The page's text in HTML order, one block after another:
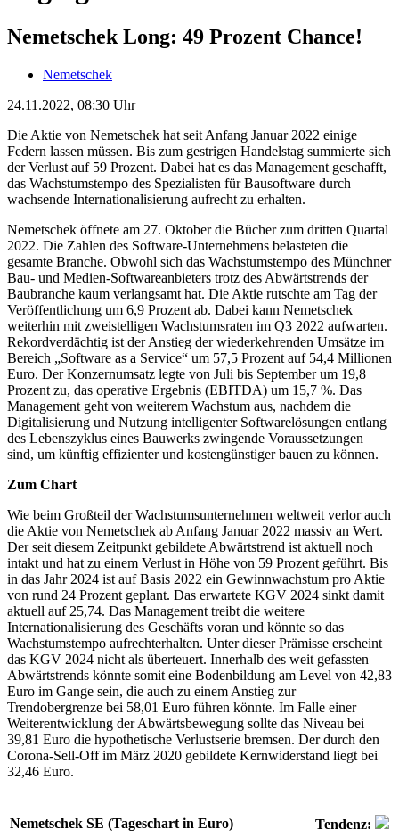
Nemetschek Long: 49 Prozent Chance!
Nemetschek
24.11.2022, 08:30 Uhr
Die Aktie von Nemetschek hat seit Anfang Januar 2022 einige
Federn lassen müssen. Bis zum gestrigen Handelstag summierte sich
der Verlust auf 59 Prozent. Dabei hat es das Management geschafft,
das Wachstumstempo des Spezialisten für Bausoftware durch
wachsende Internationalisierung aufrecht zu erhalten.
Nemetschek öffnete am 27. Oktober die Bücher zum dritten Quartal
2022. Die Zahlen des Software-Unternehmens belasteten die
gesamte Branche. Obwohl sich das Wachstumstempo des Münchner
Bau- und Medien-Softwareanbieters trotz des Abwärtstrends der
Baubranche kaum verlangsamt hat. Die Aktie rutschte am Tag der
Veröffentlichung um 6,9 Prozent ab. Dabei kann Nemetschek
weiterhin mit zweistelligen Wachstumsraten im Q3 2022 aufwarten.
Rekordverdächtig ist der Anstieg der wiederkehrenden Umsätze im
Bereich „Software as a Service“ um 57,5 Prozent auf 54,4 Millionen
Euro. Der Konzernumsatz legte von Juli bis September um 19,8
Prozent zu, das operative Ergebnis (EBITDA) um 15,7 %. Das
Management geht von weiterem Wachstum aus, nachdem die
Digitalisierung und Nutzung intelligenter Softwarelösungen entlang
des Lebenszyklus eines Bauwerks zwingende Voraussetzungen
sind, um künftig effizienter und kostengünstiger bauen zu können.
Zum Chart
Wie beim Großteil der Wachstumsunternehmen weltweit verlor auch
die Aktie von Nemetschek ab Anfang Januar 2022 massiv an Wert.
Der seit diesem Zeitpunkt gebildete Abwärtstrend ist aktuell noch
intakt und hat zu einem Verlust in Höhe von 59 Prozent geführt. Bis
in das Jahr 2024 ist auf Basis 2022 ein Gewinnwachstum pro Aktie
von rund 24 Prozent geplant. Das erwartete KGV 2024 sinkt damit
aktuell auf 25,74. Das Management treibt die weitere
Internationalisierung des Geschäfts voran und könnte so das
Wachstumstempo aufrechterhalten. Unter dieser Prämisse erscheint
das KGV 2024 nicht als überteuert. Innerhalb des weit gefassten
Abwärtstrends könnte somit eine Bodenbildung am Level von 42,83
Euro im Gange sein, die auch zu einem Anstieg zur
Trendobergrenze bei 58,01 Euro führen könnte. Im Falle einer
Weiterentwicklung der Abwärtsbewegung sollte das Niveau bei
39,81 Euro die hypothetische Verlustserie bremsen. Der durch den
Corona-Sell-Off im März 2020 gebildete Kernwiderstand liegt bei
32,46 Euro.
Nemetschek SE (Tageschart in Euro) Tendenz: